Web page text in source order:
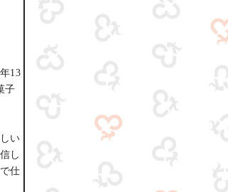
13
子
い
し
仕